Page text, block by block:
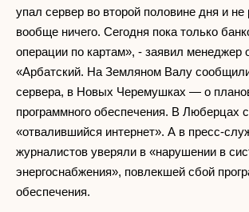
упал сервер во второй половине дня и не
вообще ничего. Сегодня пока только
операции по картам», - заявил менеджер
«Арбатский. На Земляном Валу
сервера, в Новых Черемушках — о
программного обеспечения. В Люберцах
«отвалившийся интернет». А в пресс-
журналистов уверяли в «нарушении в
энергоснабжения», повлекшей сбой
обеспечения.